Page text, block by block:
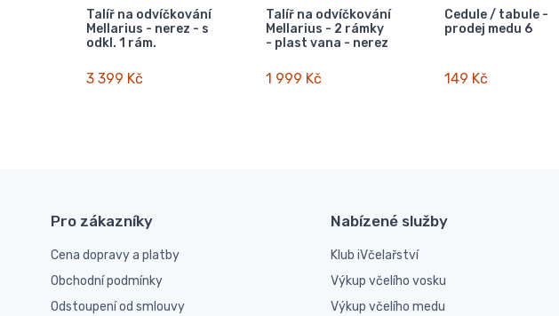
Talíř na odvíčkování
Mellarius - nerez - s
odkl. 1 rám.
3 399 Kč
Talíř na odvíčkování
Mellarius - 2 rámky
- plast vana - nerez
1 999 Kč
Cedule / tabule -
prodej medu 6
149 Kč
Pro zákazníky
Cena dopravy a platby
Obchodní podmínky
Odstoupení od smlouvy
Nabízené služby
Klub iVčelařství
Výkup včelího vosku
Výkup včelího medu